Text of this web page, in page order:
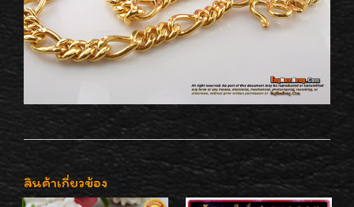
สินค้าเกี่ยวข้อง